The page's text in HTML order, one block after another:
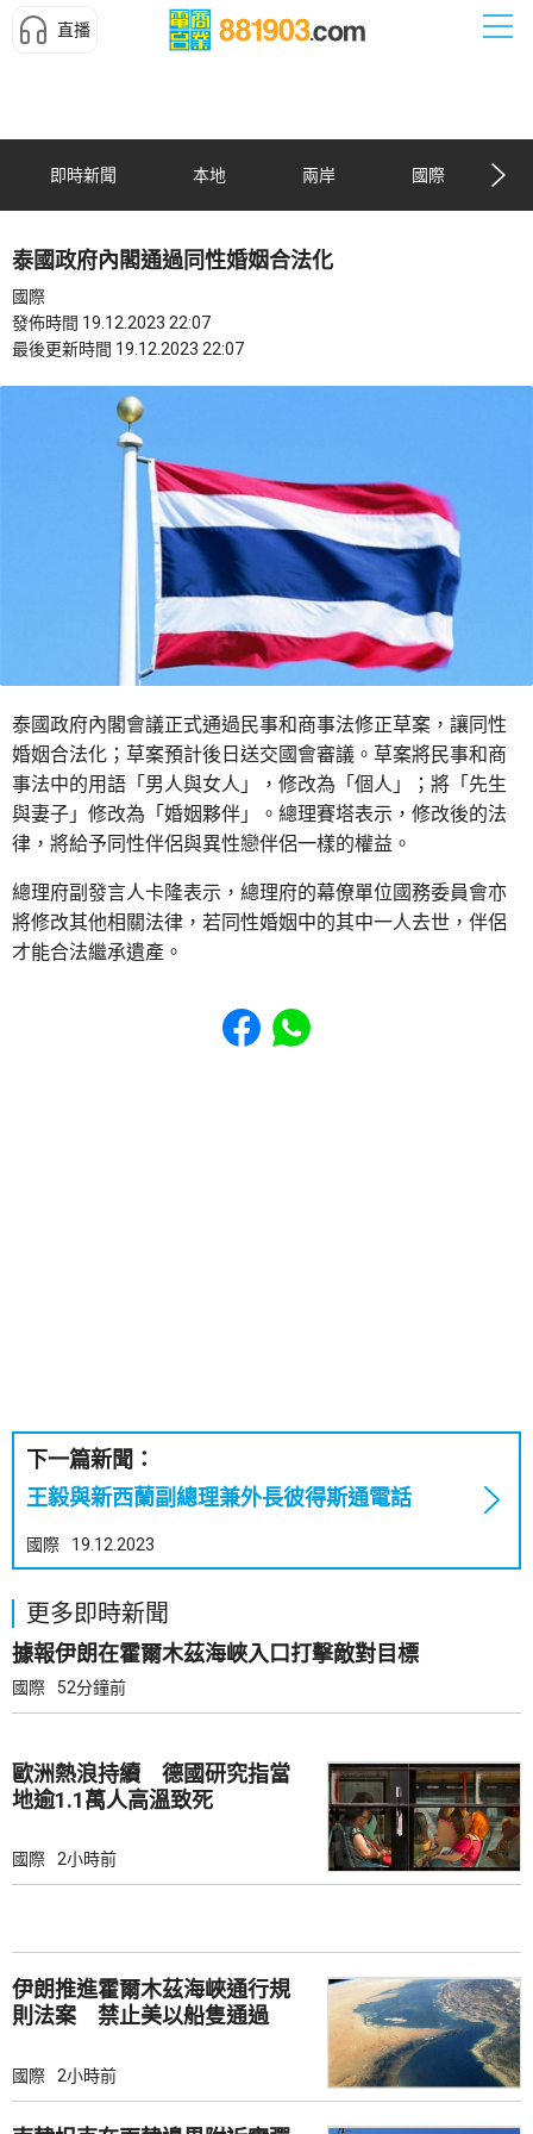
直播
即時新聞 本地 兩岸 國際
泰國政府內閣通過同性婚姻合法化
國際
發佈時間 19.12.2023 22:07
最後更新時間 19.12.2023 22:07
泰國政府內閣會議正式通過民事和商事法修正草案，讓同性
婚姻合法化；草案預計後日送交國會審議。草案將民事和商
事法中的用語「男人與女人」，修改為「個人」；將「先生
與妻子」修改為「婚姻夥伴」。總理賽塔表示，修改後的法
律，將給予同性伴侶與異性戀伴侶一樣的權益。
總理府副發言人卡隆表示，總理府的幕僚單位國務委員會亦
將修改其他相關法律，若同性婚姻中的其中一人去世，伴侶
才能合法繼承遺產。
Share to Facebook
Share to WhatsApp
下一篇新聞：
王毅與新西蘭副總理兼外長彼得斯通電話
國際 19.12.2023
更多即時新聞
據報伊朗在霍爾木茲海峽入口打擊敵對目標
國際 52分鐘前
歐洲熱浪持續 德國研究指當
地逾1.1萬人高溫致死
國際 2小時前
伊朗推進霍爾木茲海峽通行規
則法案 禁止美以船隻通過
國際 2小時前